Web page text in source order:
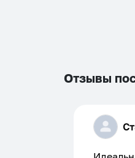
Отзывы